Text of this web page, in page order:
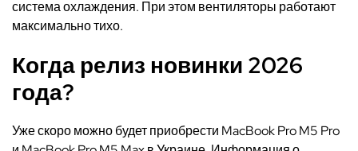
система охлаждения. При этом вентиляторы работают
максимально тихо.
Когда релиз новинки 2026
года?
Уже скоро можно будет приобрести MacBook Pro M5 Pro